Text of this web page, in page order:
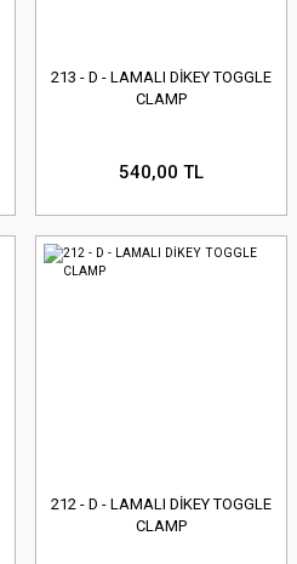
213 - D - LAMALI DİKEY TOGGLE
CLAMP
540,00 TL
212 - D - LAMALI DİKEY TOGGLE
CLAMP